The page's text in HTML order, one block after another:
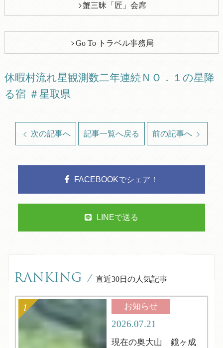
蟹三昧「匠」会席
Go To トラベル事務局
休暇村流れ星観測数二年連続ＮＯ．１の星降
る宿 ＃星取県
次の記事へ 記事一覧へ戻る 前の記事へ
FACEBOOKでシェア！
LINEで送る
RANKING / 直近30日の人気記事
お知らせ
2026.07.21
現在の奥大山 鏡ヶ成